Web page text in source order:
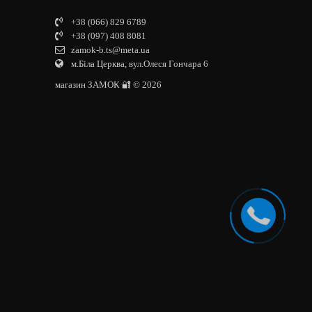
+38 (066) 829 6789
+38 (097) 408 8081
zamok-b.ts@meta.ua
м.Біла Церква, вул.Олеся Гончара 6
магазин ЗАМОК 🔐 © 2026